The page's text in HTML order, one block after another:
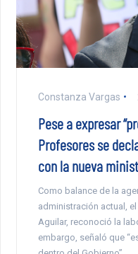
Constanza Vargas
Pese a expresar
Profesores se
con la nueva
Como balance de la
administración actual,
Aguilar, reconoció la
embargo, señaló que